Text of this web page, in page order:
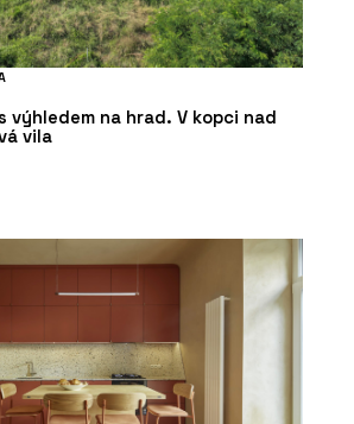
výhledem na hrad. V kopci nad
vila